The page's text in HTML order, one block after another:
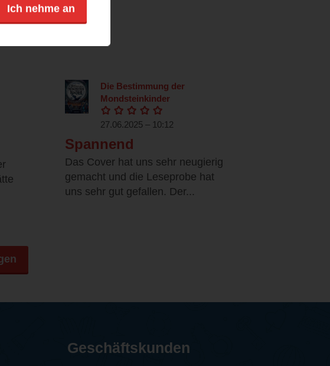
Die Bestimmung der
Mondsteinkinder
27.06.2025 – 10:12
Spannend
Das Cover hat uns sehr neugierig
gemacht und die Leseprobe hat
uns sehr gut gefallen. Der...
Ich nehme an
Geschäftskunden